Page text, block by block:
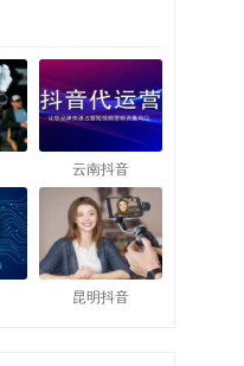
云南抖音
昆明抖音